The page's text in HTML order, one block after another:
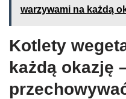
warzywami na każdą
Kotlety
każdą okazję